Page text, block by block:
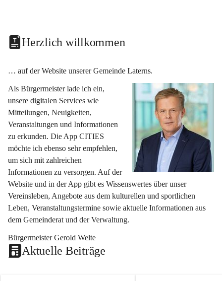
Herzlich willkommen
… auf der Website unserer Gemeinde Laterns.
Als Bürgermeister lade ich ein,
unsere digitalen Services wie
Mitteilungen, Neuigkeiten,
Veranstaltungen und Informationen
zu erkunden. Die App CITIES
möchte ich ebenso sehr empfehlen,
um sich mit zahlreichen
Informationen zu versorgen. Auf der
Website und in der App gibt es Wissenswertes über unser
Vereinsleben, Angebote aus dem kulturellen und sportlichen
Leben, Veranstaltungstermine sowie aktuelle Informationen aus
dem Gemeinderat und der Verwaltung.
Bürgermeister Gerold Welte
Aktuelle Beiträge